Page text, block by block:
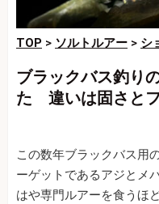
TOP > ソルトルアー > シ
ブラックバス釣り
た 違いは固さと
この数年ブラックバス用
ーゲットであるアジとメ
はや専門ルアーを食うほ